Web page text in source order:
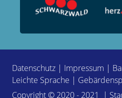
Datenschutz | Impressum |
Leichte Sprache |
Copyright © 2020 - 2021 |